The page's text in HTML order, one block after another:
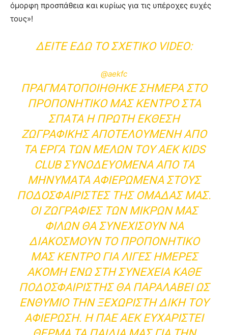
όμορφη προσπάθεια και κυρίως για τις υπέροχες ευχές
τους»!
ΔΕΊΤΕ ΕΔΏ ΤΟ ΣΧΕΤΙΚΌ VIDEO:
@aekfc
ΠΡΑΓΜΑΤΟΠΟΙΉΘΗΚΕ ΣΉΜΕΡΑ ΣΤΟ
ΠΡΟΠΟΝΗΤΙΚΌ ΜΑΣ ΚΈΝΤΡΟ ΣΤΑ
ΣΠΆΤΑ Η ΠΡΏΤΗ ΈΚΘΕΣΗ
ΖΩΓΡΑΦΙΚΉΣ ΑΠΟΤΕΛΟΎΜΕΝΗ ΑΠΌ
ΤΑ ΈΡΓΑ ΤΩΝ ΜΕΛΏΝ ΤΟΥ ΑΕΚ ΚIDS
CLUB ΣΥΝΟΔΕΥΌΜΕΝΑ ΑΠΌ ΤΑ
ΜΗΝΎΜΑΤΑ ΑΦΙΕΡΩΜΈΝΑ ΣΤΟΥΣ
ΠΟΔΟΣΦΑΙΡΙΣΤΈΣ ΤΗΣ ΟΜΆΔΑΣ ΜΑΣ.
ΟΙ ΖΩΓΡΑΦΙΈΣ ΤΩΝ ΜΙΚΡΏΝ ΜΑΣ
ΦΊΛΩΝ ΘΑ ΣΥΝΕΧΊΣΟΥΝ ΝΑ
ΔΙΑΚΟΣΜΟΎΝ ΤΟ ΠΡΟΠΟΝΗΤΙΚΌ
ΜΑΣ ΚΈΝΤΡΟ ΓΙΑ ΛΊΓΕΣ ΗΜΈΡΕΣ
ΑΚΌΜΗ ΕΝΏ ΣΤΗ ΣΥΝΈΧΕΙΑ ΚΆΘΕ
ΠΟΔΟΣΦΑΙΡΙΣΤΉΣ ΘΑ ΠΑΡΑΛΆΒΕΙ ΩΣ
ΕΝΘΎΜΙΟ ΤΗΝ ΞΕΧΩΡΙΣΤΉ ΔΙΚΉ ΤΟΥ
ΑΦΙΈΡΩΣΗ. Η ΠΑΕ ΑΕΚ ΕΥΧΑΡΙΣΤΕΊ